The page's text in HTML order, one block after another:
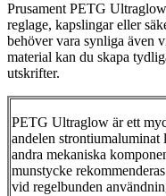
Prusament PETG
reglage, kapslingar eller
behöver vara synliga även
material kan du skapa
utskrifter.
PETG Ultraglow är ett
andelen strontiumaluminat
andra mekaniska
munstycke
vid regelbunden